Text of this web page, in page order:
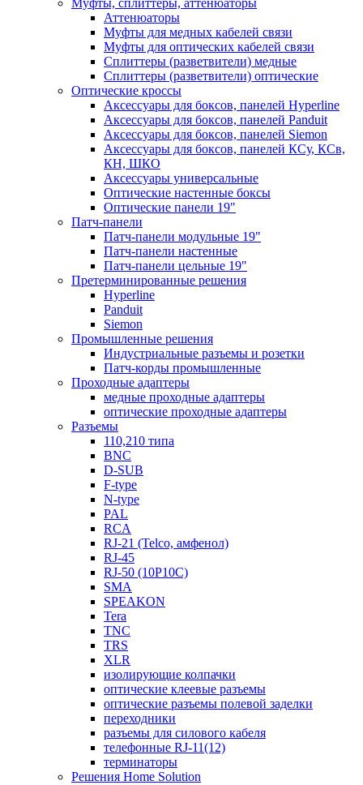
Аттенюаторы
Муфты для медных кабелей связи
Муфты для оптических кабелей связи
Сплиттеры (разветвители) медные
Сплиттеры (разветвители) оптические
Оптические кроссы
Аксессуары для боксов, панелей Hyperline
Аксессуары для боксов, панелей Panduit
Аксессуары для боксов, панелей Siemon
Аксессуары для боксов, панелей КСу, КСв,
КН, ШКО
Аксессуары универсальные
Оптические настенные боксы
Оптические панели 19"
Патч-панели
Патч-панели модульные 19"
Патч-панели настенные
Патч-панели цельные 19"
Претерминированные решения
Hyperline
Panduit
Siemon
Промышленные решения
Индустриальные разъемы и розетки
Патч-корды промышленные
Проходные адаптеры
медные проходные адаптеры
оптические проходные адаптеры
Разъемы
110,210 типа
BNC
D-SUB
F-type
N-type
PAL
RCA
RJ-21 (Telco, амфенол)
RJ-45
RJ-50 (10P10C)
SMA
SPEAKON
Tera
TNC
TRS
XLR
изолирующие колпачки
оптические клеевые разъемы
оптические разъемы полевой заделки
переходники
разъемы для силового кабеля
телефонные RJ-11(12)
терминаторы
Решения Home Solution